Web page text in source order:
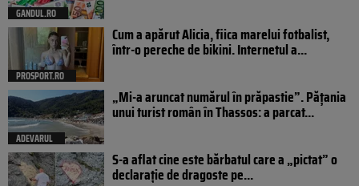
GANDUL.RO
PROSPORT.RO
Cum a apărut Alicia, fiica marelui fotbalist,
într-o pereche de bikini. Internetul a...
ADEVARUL
„Mi-a aruncat numărul în prăpastie”. Pățania
unui turist român în Thassos: a parcat...
S-a aflat cine este bărbatul care a „pictat” o
declarație de dragoste pe...